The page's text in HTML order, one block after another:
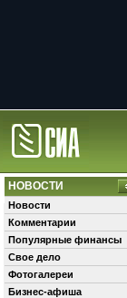
НОВОСТИ
Новости
Комментарии
Популярные финансы
Свое дело
Фотогалереи
Бизнес-афиша